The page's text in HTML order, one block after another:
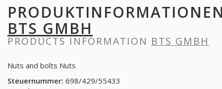
BTS GMBH
PRODUCTS INFORMATION BTS GMBH
Nuts and bolts Nuts
Steuernummer: 698/429/55433